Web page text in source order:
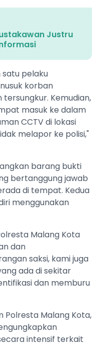
Justru
satu pelaku
korban
Kemudian,
masuk ke dalam
CCTV di lokasi
melapor ke polisi,"
barang bukti
bertanggung jawab
di tempat. Kedua
menggunakan
Malang Kota
dan
saksi, kami juga
ada di sekitar
dan memburu
Polresta Malang Kota,
intensif terkait